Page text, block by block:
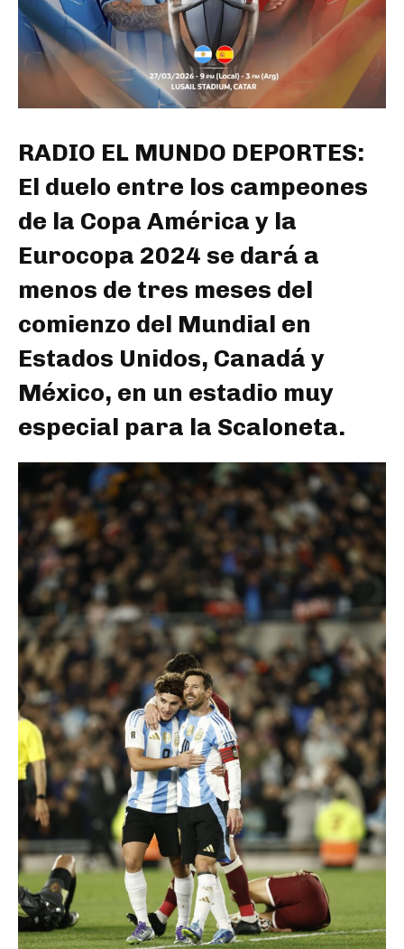
RADIO EL MUNDO DEPORTES:
El duelo entre los campeones
de la Copa América y la
Eurocopa 2024 se dará a
menos de tres meses del
comienzo del Mundial en
Estados Unidos, Canadá y
México, en un estadio muy
especial para la Scaloneta.